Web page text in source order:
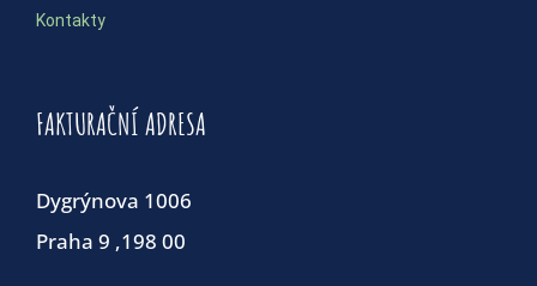
Kontakty
FAKTURAČNÍ ADRESA
Dygrýnova 1006
Praha 9 ,198 00